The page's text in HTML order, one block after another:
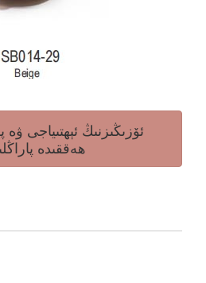
ئۆزىڭىزنىڭ ئېھتىياجى ۋە
ھەققىدە